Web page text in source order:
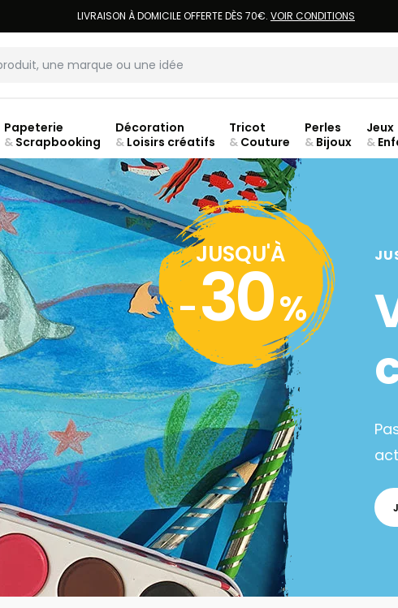
LIVRAISON À DOMICILE OFFERTE DÈS 70€. VOIR CONDITIONS
Papeterie
&Scrapbooking
Décoration
&Loisirs créatifs
Tricot
& Couture
Perles
& Bijoux
Jeux
&
JUSQU'À
-30%